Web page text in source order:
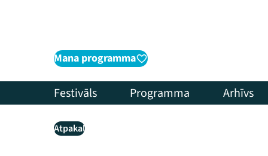
Mana programma
Festivāls Programma Arhīvs
Atpakaļ